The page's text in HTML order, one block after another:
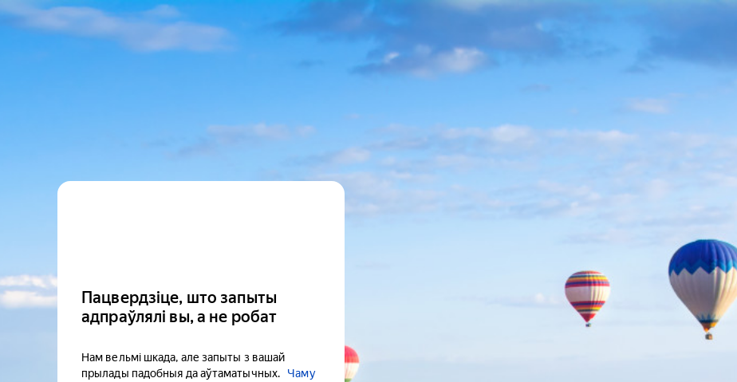
Пацвердзіце, што запыты
адпраўлялі вы, а не робат
Нам вельмі шкада, але запыты з вашай
прылады падобныя да аўтаматычных.
Чаму